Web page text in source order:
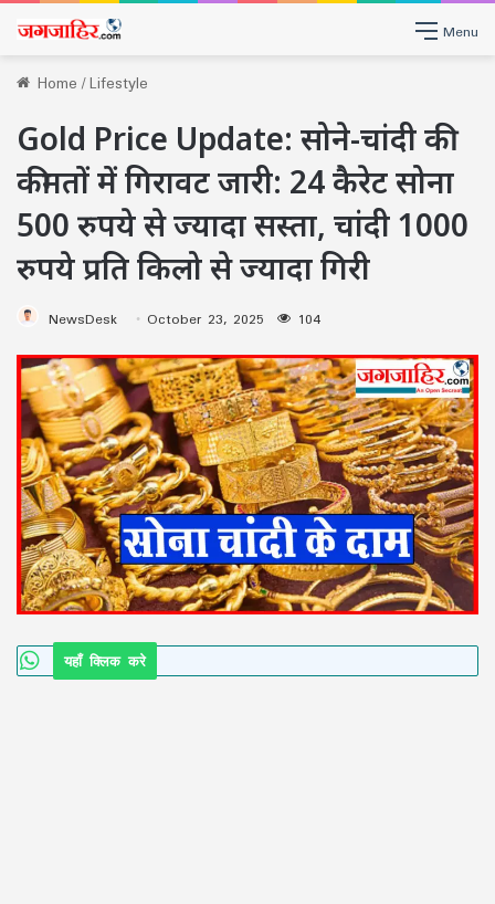
Menu
Home/Lifestyle
Gold Price Update: सोने-चांदी की
कीमतों में गिरावट जारी: 24 कैरेट सोना
500 रुपये से ज्यादा सस्ता, चांदी 1000
रुपये प्रति किलो से ज्यादा गिरी
NewsDesk October 23, 2025 104
यहाँ क्लिक करे